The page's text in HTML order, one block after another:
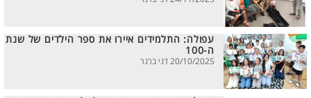
עפולה: התלמידים איירו את ספר הילדים של שנת
ה-100
20/10/2025 דני ברנר